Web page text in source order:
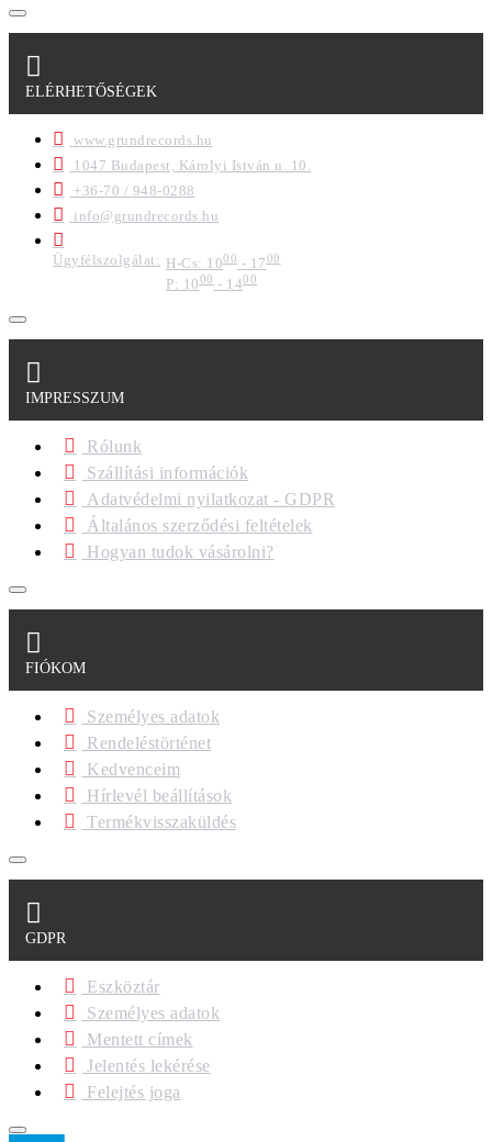
ELÉRHETŐSÉGEK
www.grundrecords.hu
1047 Budapest, Károlyi István u. 10.
+36-70 / 948-0288
info@grundrecords.hu
Ügyfélszolgálat: H-Cs: 1000 - 1700
P: 1000- 1400
IMPRESSZUM
Rólunk
Szállítási információk
Adatvédelmi nyilatkozat - GDPR
Általános szerződési feltételek
Hogyan tudok vásárolni?
FIÓKOM
Személyes adatok
Rendeléstörténet
Kedvenceim
Hírlevél beállítások
Termékvisszaküldés
GDPR
Eszköztár
Személyes adatok
Mentett címek
Jelentés lekérése
Felejtés joga